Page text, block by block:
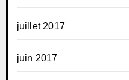
juillet 2017
juin 2017